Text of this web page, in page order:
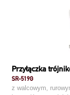
Przyłączka
SR-519G
z walcowym,